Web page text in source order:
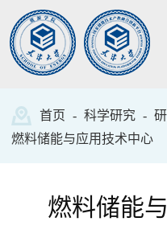
首页 - 科学研究 -
燃料储能与应用技术中心
燃料储能